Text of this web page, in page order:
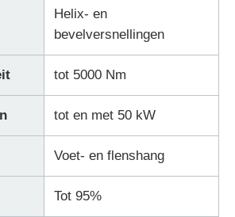
Helix- en
bevelversnellingen
tot 5000 Nm
tot en met 50 kW
Voet- en flenshang
Tot 95%